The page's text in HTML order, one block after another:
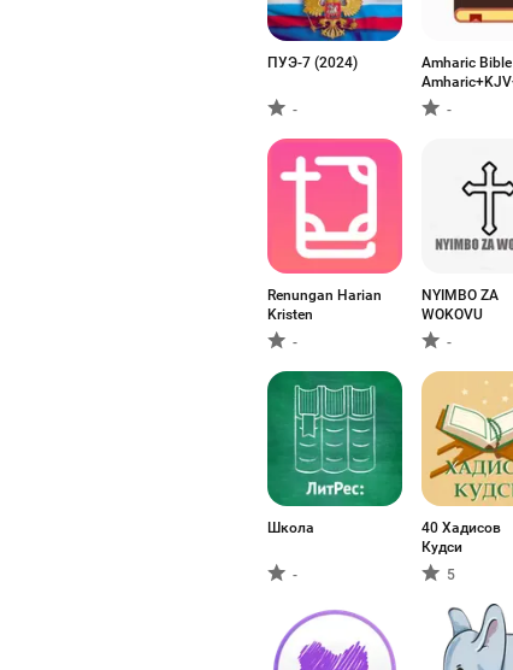
ПУЭ-7 (2024)
-
Amharic
-
Renungan Harian
Kristen
-
NYIMBO ZA
WOKOVU
-
Школа
-
40 Хадисов
Кудси
5